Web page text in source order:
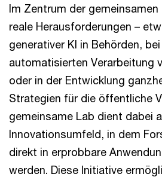
Im Zentrum der
reale Herausforderungen –
generativer KI in Behörden,
automatisierten Verarbeitung
oder in der Entwicklung
Strategien für die öffentliche
gemeinsame Lab dient dabei
Innovationsumfeld, in dem
direkt in erprobbare
werden. Diese Initiative